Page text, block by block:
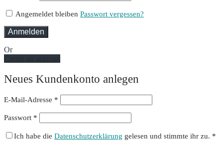
Angemeldet bleiben Passwort vergessen?
Anmelden
Or
Create an account
Neues Kundenkonto anlegen
E-Mail-Adresse *
Passwort *
Ich habe die Datenschutzerklärung gelesen und stimmte ihr zu. *